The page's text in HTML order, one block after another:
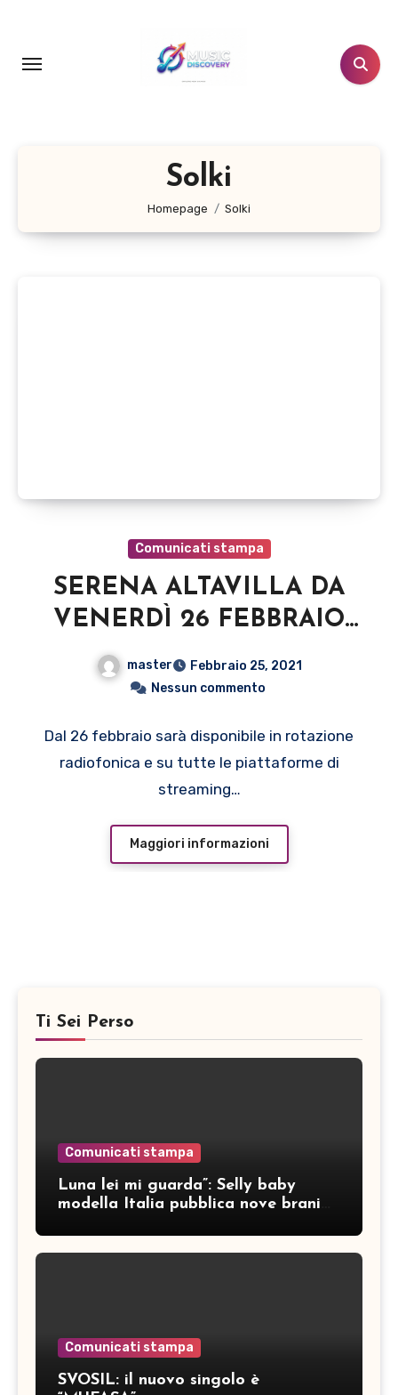
contenuto
Solki
Homepage Solki
Comunicati stampa
SERENA ALTAVILLA DA
VENERDÌ 26 FEBBRAIO
ESCE IN RADIO E IN
DIGITALE “EPIDERMIDE”
PRIMO ALBUM SOLISTA
master
Febbraio 25, 2021
Nessun commento
Dal 26 febbraio sarà disponibile in rotazione
radiofonica e su tutte le piattaforme di
streaming…
Maggiori informazioni
Ti Sei Perso
Comunicati stampa
Luna lei mi guarda”: Selly baby
modella Italia pubblica nove brani
Comunicati stampa
SVOSIL: il nuovo singolo è